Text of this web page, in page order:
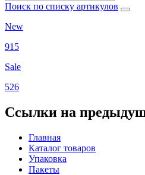
Поиск по списку артикулов
New
915
Sale
526
Ссылки на
Главная
Каталог товаров
Упаковка
Пакеты